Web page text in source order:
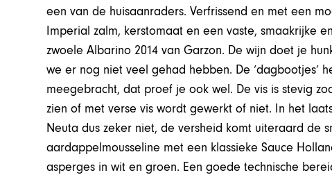
een van de huisaanraders. Verfrissend en met een
Imperial zalm, kerstomaat en een vaste, smaakrijke
zwoele Albarino 2014 van Garzon. De wijn doet je
we er nog niet veel gehad hebben. De ‘dagbootjes’
meegebracht, dat proef je ook wel. De vis is stevig
zien of met verse vis wordt gewerkt of niet. In het
Neuta dus zeker niet, de versheid komt uiteraard de
aardappelmousseline met een klassieke Sauce
asperges in wit en groen. Een goede technische